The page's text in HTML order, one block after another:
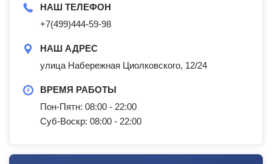
НАШ ТЕЛЕФОН
+7(499)444-59-98
НАШ АДРЕС
улица Набережная Циолковского, 12/24
ВРЕМЯ РАБОТЫ
Пон-Пятн: 08:00 - 22:00
Суб-Воскр: 08:00 - 22:00